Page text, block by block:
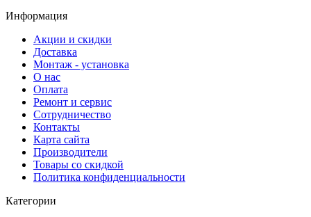
Информация
Акции и скидки
Доставка
Монтаж - установка
О нас
Оплата
Ремонт и сервис
Сотрудничество
Контакты
Карта сайта
Производители
Товары со скидкой
Политика конфиденциальности
Категории